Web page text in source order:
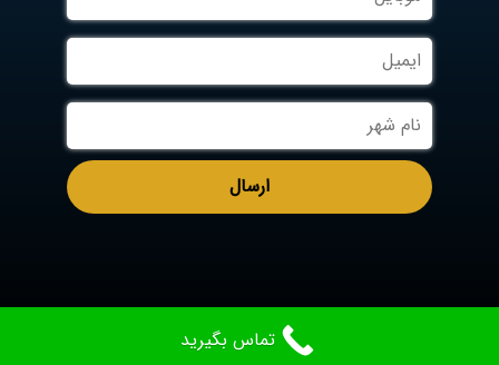
Designed ByAradcable.comتماس بگیرید